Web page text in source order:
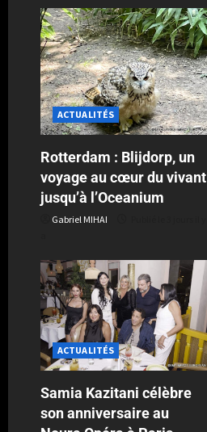
ACTUALITÉS
Rotterdam : Blijdorp, un
voyage au cœur du vivant
jusqu’à l’Oceanium
Gabriel MIHAI
ACTUALITÉS
Samia Kazitani célèbre
son anniversaire au